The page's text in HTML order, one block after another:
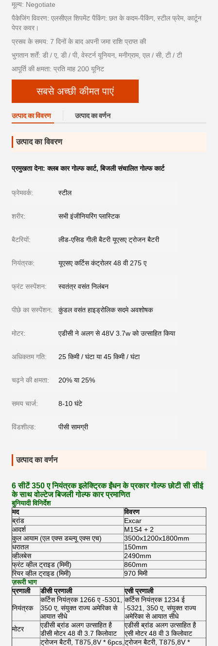
मूल्य: Negotiate
पैकेजिंग विवरण: एलसीएल शिपमेंट पैकिंग: छत के कदम-पैकिंग, स्टील फ्रेम, कार्टून
पेपर कवर।
प्रसव के समय: 7 दिनों के बाद अपनी जमा राशि प्राप्त की
भुगतान शर्तें: डी / ए, डी / पी, वेस्टर्न यूनियन, मनीग्राम, एल / सी, टी / टी
आपूर्ति की क्षमता: प्रति माह 200 यूनिट
सबसे अच्छी कीमत पाएं
उत्पाद का विवरण उत्पाद का वर्णन
उत्पाद का विवरण
प्रमुखता देना:क्लब कार गोल्फ कार्ट,बिजली संचालित गोल्फ कार्ट
फ्रेमवर्क: स्टील
शरीर: सभी इंजीनियरिंग प्लास्टिक
बैटरियों: लीड-एसिड गीली बैटरी यूएसए ट्रोजन बैटरी
नियंत्रक: यूएसए कर्टिस कंट्रोलर 48 वी 275 ए
फ्रंट सस्पेंशन: स्वतंत्र वसंत निलंबन
पीछे का सस्पेंशन: कुंडल वसंत हाइड्रोलिक सदमे अवशोषक
मोटर: एडीसी ने अलग से 48V 3.7w को उत्साहित किया
अधिकतम गति: 25 किमी / घंटा या 45 किमी / घंटा
चढ़ने की क्षमता: 20% या 25%
समय चार्ज: 8-10 घंटे
विंडशील्ड: पीसी सामग्री
उत्पाद का वर्णन
6 सीटें 350 ए नियंत्रक इलेक्ट्रिक ईंधन के प्रकार गोल्फ छोटी सी सीई
के साथ वोल्टेज बिजली गोल्फ कार प्रमाणित
बुनियादी विनिर्देश
मद
विवरण
ब्रांड
Excar
आदर्श
M1S4 + 2
कुल आयाम (एल एक्स डब्ल्यू एक्स एच)
3500x1200x1800mm
धरातल
150mm
व्हीलबेस
2490mm
फ्रंट व्हील ट्राइड (मिमी)
860mm
रियर व्हील ट्राइड (मिमी)
970 मिमी
ज़रूरी भाग
प्रणाली
डीसी प्रणाली एसी प्रणाली
नियंत्रक
कर्टिस नियंत्रक 1266 ए -5301,
350 ए, संयुक्त राज्य अमेरिका से
आयात सीधे
कर्टिस नियंत्रक 1234 ई
-5321, 350 ए, संयुक्त राज्य
अमेरिका से आयात सीधे
मोटर
एडीसी ब्रांड अलग उत्साहित है
डीसी मोटर 48 वी 3.7 किलोवाट
एडीसी ब्रांड अलग उत्साहित है
एसी मोटर 48 वी 3 किलोवाट
ट्रोजन बैटरी, T875,8V * 6pcs, ट्रोजन बैटरी, T875,8V *